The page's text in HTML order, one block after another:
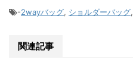
-2wayバッグ, ショルダーバッグ,
関連記事